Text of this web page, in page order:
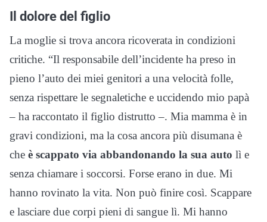
Il dolore del figlio
La moglie si trova ancora ricoverata in condizioni
critiche. “Il responsabile dell’incidente ha preso in
pieno l’auto dei miei genitori a una velocità folle,
senza rispettare le segnaletiche e uccidendo mio papà
– ha raccontato il figlio distrutto –. Mia mamma è in
gravi condizioni, ma la cosa ancora più disumana è
che è scappato via abbandonando la sua auto lì e
senza chiamare i soccorsi. Forse erano in due. Mi
hanno rovinato la vita. Non può finire così. Scappare
e lasciare due corpi pieni di sangue lì. Mi hanno